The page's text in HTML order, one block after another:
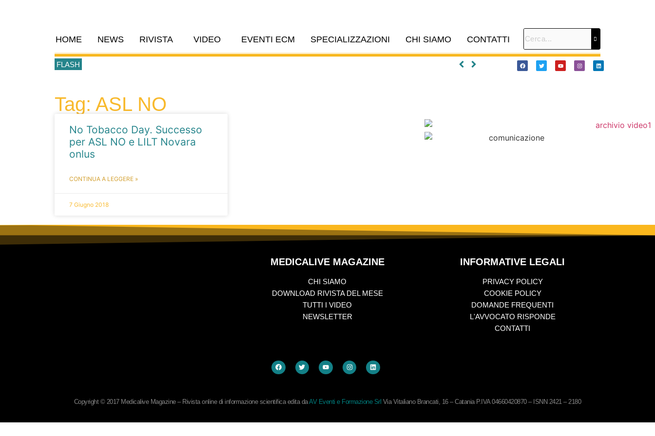
HOME NEWS RIVISTA VIDEO EVENTI ECM SPECIALIZZAZIONI CHI SIAMO CONTATTI
FLASH
Tag: ASL NO
No Tobacco Day. Successo
per ASL NO e LILT Novara
onlus
CONTINUA A LEGGERE »
7 Giugno 2018
MEDICALIVE MAGAZINE
CHI SIAMO
DOWNLOAD RIVISTA DEL MESE
TUTTI I VIDEO
NEWSLETTER
INFORMATIVE LEGALI
PRIVACY POLICY
COOKIE POLICY
DOMANDE FREQUENTI
L'AVVOCATO RISPONDE
CONTATTI
Copyright © 2017 Medicalive Magazine – Rivista online di informazione scientifica edita daAV Eventi e Formazione Srl Via Vitaliano Brancati, 16 – Catania P.IVA 04660420870 – ISNN 2421 – 2180